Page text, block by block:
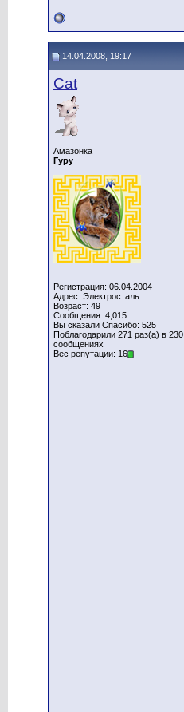
14.04.2008, 19:17
Cat
Амазонка
Гуру
Регистрация: 06.04.2004
Адрес: Электросталь
Возраст: 49
Сообщения: 4,015
Вы сказали Спасибо: 525
Поблагодарили 271 раз(а) в 230
сообщениях
Вес репутации: 16